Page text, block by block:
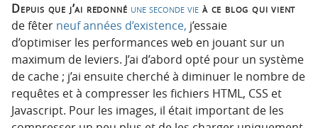
Depuis que j’ai redonné une seconde vie à ce blog qui vient
de fêter neuf années d’existence, j’essaie
d’optimiser les performances web en jouant sur un
maximum de leviers. J’ai d’abord opté pour un système
de cache ; j’ai ensuite cherché à diminuer le nombre de
requêtes et à compresser les fichiers HTML, CSS et
Javascript. Pour les images, il était important de les